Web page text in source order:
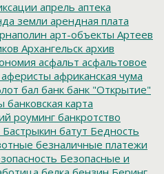
апрель аптека
земли арендная плата
арт-объекты Артеев
Архангельск архив
асфальт асфальтовое
аферисты африканская чума
бал банк банк "Открытие"
банковская карта
роуминг банкротство
Бастрыкин батут Бедность
безналичные платежи
Безопасные и